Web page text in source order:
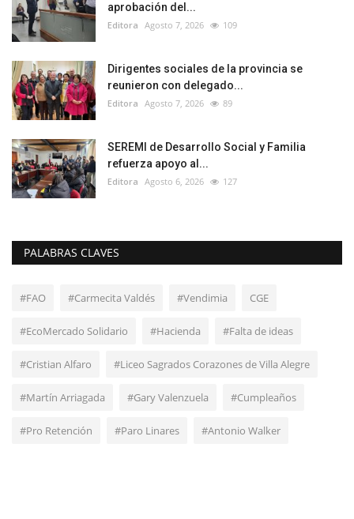
aprobación del...
Editora Agosto 7, 2026 109
Dirigentes sociales de la provincia se
reunieron con delegado...
Editora Agosto 7, 2026 89
SEREMI de Desarrollo Social y Familia
refuerza apoyo al...
Editora Agosto 6, 2026 127
PALABRAS CLAVES
#FAO #Carmecita Valdés #Vendimia CGE
#EcoMercado Solidario #Hacienda #Falta de ideas
#Cristian Alfaro #Liceo Sagrados Corazones de Villa Alegre
#Martín Arriagada #Gary Valenzuela #Cumpleaños
#Pro Retención #Paro Linares #Antonio Walker